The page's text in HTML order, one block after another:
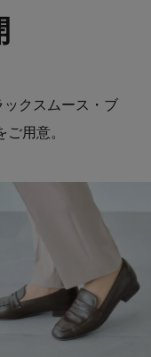
ックスムース・ブ
用意。